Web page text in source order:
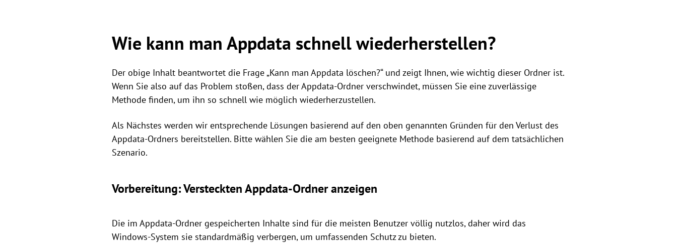
Wie kann man Appdata schnell wiederherstellen?
Der obige Inhalt beantwortet die Frage „Kann man Appdata löschen?“ und zeigt Ihnen, wie wichtig dieser Ordner ist.
Wenn Sie also auf das Problem stoßen, dass der Appdata-Ordner verschwindet, müssen Sie eine zuverlässige
Methode finden, um ihn so schnell wie möglich wiederherzustellen.
Als Nächstes werden wir entsprechende Lösungen basierend auf den oben genannten Gründen für den Verlust des
Appdata-Ordners bereitstellen. Bitte wählen Sie die am besten geeignete Methode basierend auf dem tatsächlichen
Szenario.
Vorbereitung: Versteckten Appdata-Ordner anzeigen
Die im Appdata-Ordner gespeicherten Inhalte sind für die meisten Benutzer völlig nutzlos, daher wird das
Windows-System sie standardmäßig verbergen, um umfassenden Schutz zu bieten.